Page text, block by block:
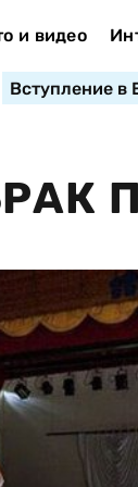
и видео
Вступление в